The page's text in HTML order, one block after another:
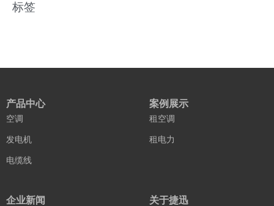
标签
产品中心
空调
发电机
电缆线
案例展示
租空调
租电力
企业新闻 关于捷迅